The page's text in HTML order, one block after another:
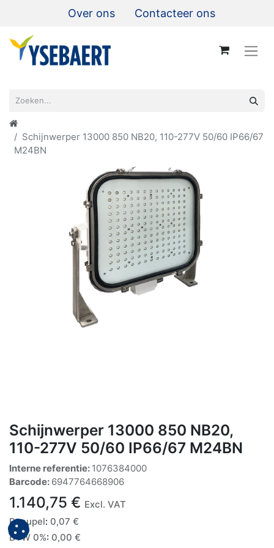
Over ons Contacteer ons
Schijnwerper 13000 850 NB20, 110-277V 50/60 IP66/67
M24BN
Schijnwerper 13000 850 NB20,
110-277V 50/60 IP66/67 M24BN
Interne referentie: 1076384000
Barcode: 6947764668906
1.140,75 € Excl. VAT
Recupel: 0,07 €
BTW 0%: 0,00 €